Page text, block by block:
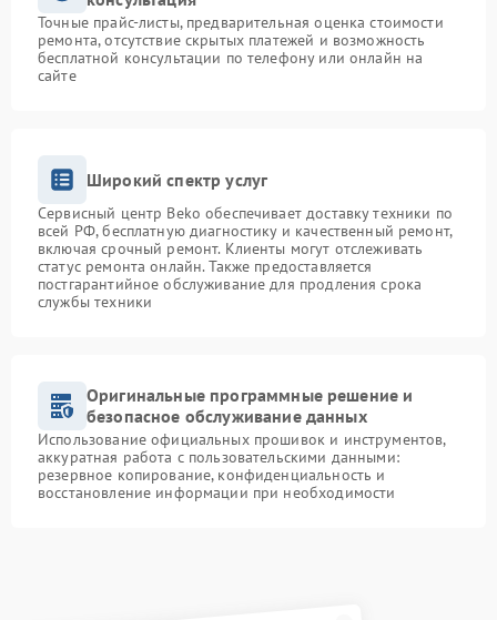
Точные прайс-листы, предварительная оценка стоимости
ремонта, отсутствие скрытых платежей и возможность
бесплатной консультации по телефону или онлайн на
сайте
Широкий спектр услуг
Сервисный центр Beko обеспечивает доставку техники по
всей РФ, бесплатную диагностику и качественный ремонт,
включая срочный ремонт. Клиенты могут отслеживать
статус ремонта онлайн. Также предоставляется
постгарантийное обслуживание для продления срока
службы техники
Оригинальные программные решение и
безопасное обслуживание данных
Использование официальных прошивок и инструментов,
аккуратная работа с пользовательскими данными:
резервное копирование, конфиденциальность и
восстановление информации при необходимости